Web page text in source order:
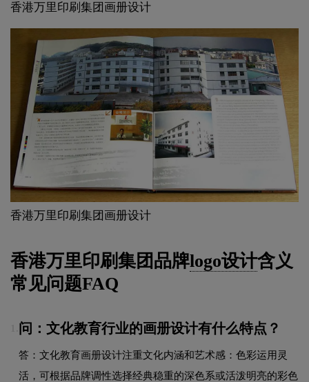
香港万里印刷集团画册设计
香港万里印刷集团画册设计
香港万里印刷集团品牌logo设计含义
常见问题FAQ
问：文化教育行业的画册设计有什么特点？
答：文化教育画册设计注重文化内涵和艺术感：色彩运用灵
活，可根据品牌调性选择经典稳重的深色系或活泼明亮的彩色